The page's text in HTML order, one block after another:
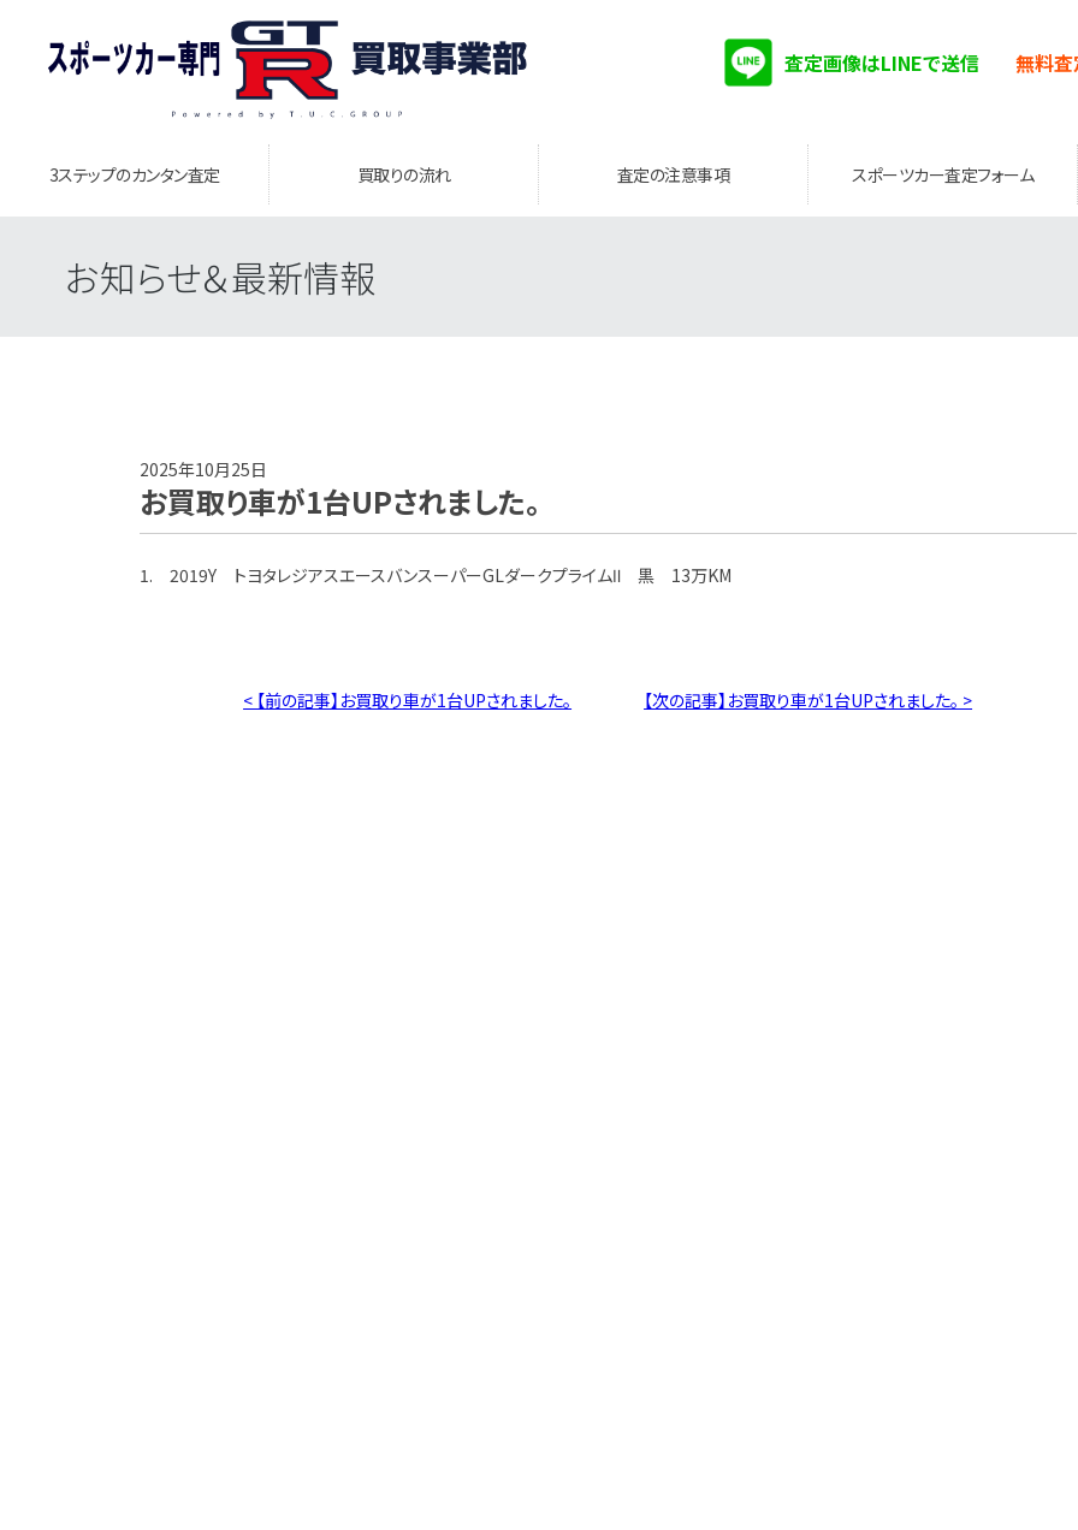
査定画像はLINEで送信 無料査
3ステップのカンタン査定 買取りの流れ 査定の注意事項 スポーツカー査定フォーム
お知らせ＆最新情報
2025年10月25日
お買取り車が1台UPされました。
1. 2019Y トヨタレジアスエースバンスーパーGLダークプライムⅡ 黒 13万KM
< 【前の記事】お買取り車が1台UPされました。 【次の記事】お買取り車が1台UPされました。 >